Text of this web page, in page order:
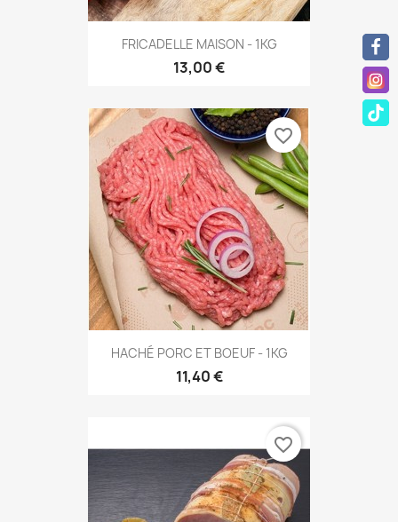
FRICADELLE MAISON - 1KG
13,00 €
HACHÉ PORC ET BOEUF - 1KG
11,40 €
favorite_border
favorite_border